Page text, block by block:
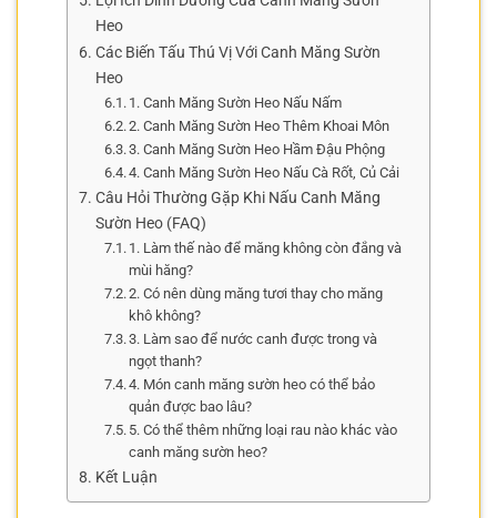
Heo
Các Biến Tấu Thú Vị Với Canh Măng Sườn
Heo
1. Canh Măng Sườn Heo Nấu Nấm
2. Canh Măng Sườn Heo Thêm Khoai Môn
3. Canh Măng Sườn Heo Hầm Đậu Phộng
4. Canh Măng Sườn Heo Nấu Cà Rốt, Củ Cải
Câu Hỏi Thường Gặp Khi Nấu Canh Măng
Sườn Heo (FAQ)
1. Làm thế nào để măng không còn đắng và
mùi hăng?
2. Có nên dùng măng tươi thay cho măng
khô không?
3. Làm sao để nước canh được trong và
ngọt thanh?
4. Món canh măng sườn heo có thể bảo
quản được bao lâu?
5. Có thể thêm những loại rau nào khác vào
canh măng sườn heo?
Kết Luận